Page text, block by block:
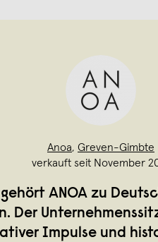
Anoa, Greven-Gimbte
verkauft seit November
gehört ANOA zu
Der
Impulse und